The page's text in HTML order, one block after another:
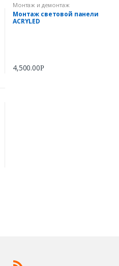
Монтаж и демонтаж
Монтаж световой панели
ACRYLED
4,500.00Р